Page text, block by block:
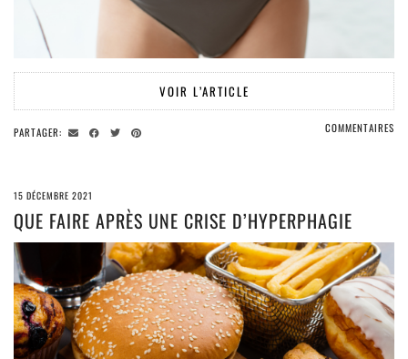
VOIR L’ARTICLE
PARTAGER: COMMENTAIRES
15 DÉCEMBRE 2021
QUE FAIRE APRÈS UNE CRISE D’HYPERPHAGIE